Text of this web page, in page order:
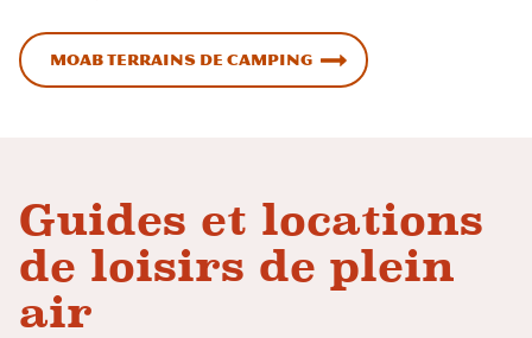
Moab Terrains de camping
Guides et locations
de loisirs de plein
air